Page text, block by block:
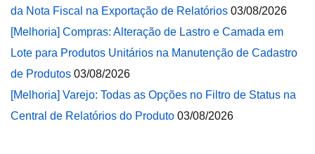
da Nota Fiscal na Exportação de Relatórios 03/08/2026
[Melhoria] Compras: Alteração de Lastro e Camada em
Lote para Produtos Unitários na Manutenção de Cadastro
de Produtos 03/08/2026
[Melhoria] Varejo: Todas as Opções no Filtro de Status na
Central de Relatórios do Produto 03/08/2026